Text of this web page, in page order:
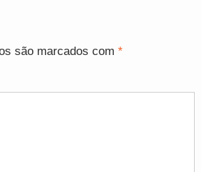
são marcados com *